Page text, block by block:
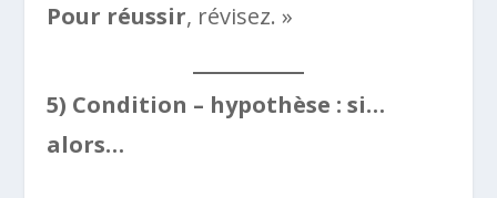
Pour réussir, révisez. »
5) Condition – hypothèse : si…
alors…